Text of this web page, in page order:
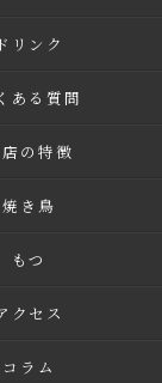
ドリンク
ある質問
の特徴
焼き鳥
もつ
クセス
コラム